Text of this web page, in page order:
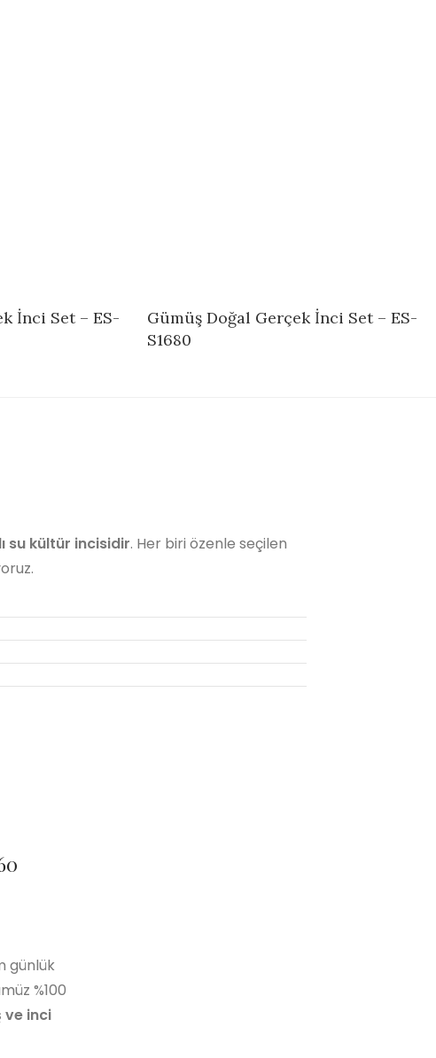
İnci Set – ES-
Gümüş Doğal Gerçek İnci Set – ES-
S1680
su kültür incisidir. Her biri özenle seçilen
günlük
%100
ve inci